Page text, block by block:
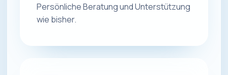
Persönliche Beratung und Unterstützung
wie bisher.